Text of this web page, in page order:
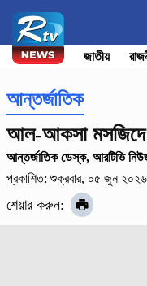
জাতীয়
আন্তর্জাতিক
আল-আকসা মসজিদে
আন্তর্জাতিক ডেস্ক, আরটিভি
প্রকাশিত: শুক্রবার, ০৫ জুন
শেয়ার করুন: